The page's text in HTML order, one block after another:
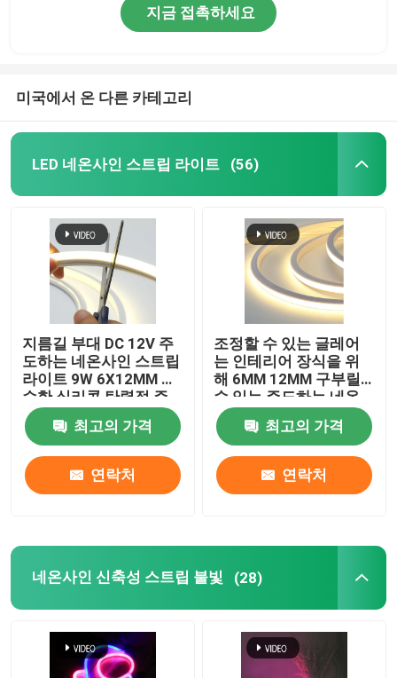
지금 접촉하세요
미국에서 온 다른 카테고리
LED 네온사인 스트립 라이트 (56)
지름길 부대 DC 12V 주
도하는 네온사인 스트립
라이트 9W 6X12MM 순
수한 실리콘 탄력적 주
도하는 네온 광
최고의 가격
연락처
조정할 수 있는 글레어
는 인테리어 장식을 위
해 6MM 12MM 구부릴
수 있는 주도하는 네온
사인 라이트 튜브를 자
유롭게 합니다
최고의 가격
연락처
네온사인 신축성 스트립 불빛 (28)